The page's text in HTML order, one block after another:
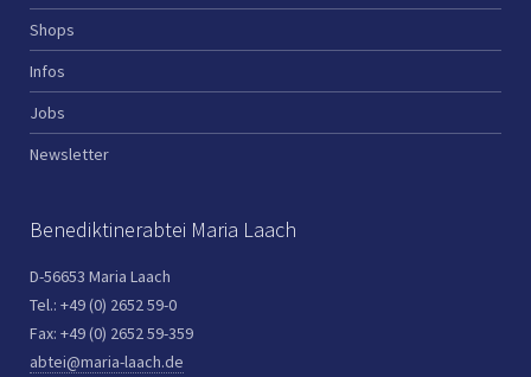
Shops
Infos
Jobs
Newsletter
Benediktinerabtei Maria Laach
D-56653 Maria Laach
Tel.: +49 (0) 2652 59-0
Fax: +49 (0) 2652 59-359
abtei@maria-laach.de